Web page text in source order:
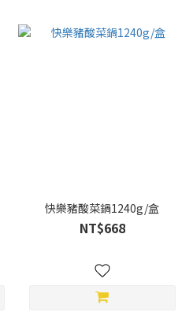
快樂豬酸菜鍋1240g/盒
NT$668